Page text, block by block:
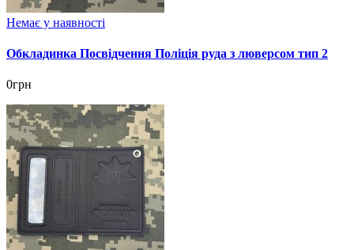
Немає у наявності
Обкладинка Посвідчення Поліція руда з люверсом тип 2
0грн